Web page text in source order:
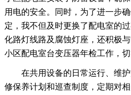
用电的安全。同时，为了进一步
定，我不但及时更换了配电室的
化路灯线路及腐蚀灯座，还积极
小区配电室台变压器年检工作，切
在共用设备的日常运行、维护
修保养计划和巡查制度，定期对